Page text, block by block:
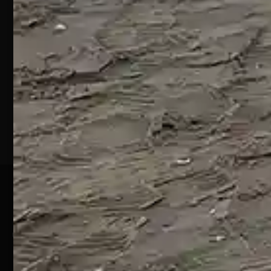
S.S. 16 KM
432
64028
Silvi
Marina
(TE)
P.Iva
01828920676
Pagamenti Sicuri
@ Copyright 2024 Webpesca è un brand Intent di Federico
Andrenacci P.Iva 01917920678
Via G. Galilei n. 2 – 64018 Tortoreto TE | REA TE-168019 |